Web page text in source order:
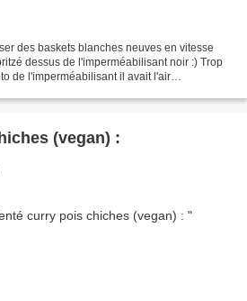
des baskets blanches neuves en vitesse
dessus de l'imperméabilisant noir :) Trop
de l'imperméabilisant il avait l'air
(vegan) :